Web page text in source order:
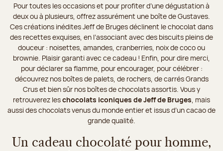
Pour toutes les occasions et pour profiter d’une dégustation à
deux ou à plusieurs, offrez assurément une boîte de Gustaves.
Ces créations inédites Jeff de Bruges déclinent le chocolat dans
des recettes exquises, en l’associant avec des biscuits pleins de
douceur : noisettes, amandes, cranberries, noix de coco ou
brownie. Plaisir garanti avec ce cadeau ! Enfin, pour dire merci,
pour déclarer sa flamme, pour encourager, pour célébrer :
découvrez nos boîtes de palets, de rochers, de carrés Grands
Crus et bien sûr nos boîtes de chocolats assortis. Vous y
retrouverez leschocolats iconiques de Jeff de Bruges, mais
aussi des chocolats venus du monde entier et issus d’un cacao de
grande qualité.
Un cadeau chocolaté pour homme,